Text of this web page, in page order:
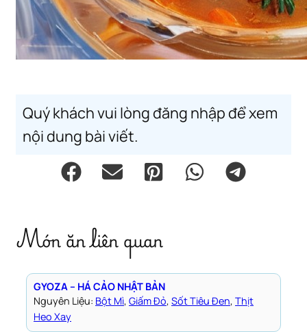
Quý khách vui lòng đăng nhập để xem
nội dung bài viết.
Món ăn liên quan
GYOZA – HÁ CẢO NHẬT BẢN
Nguyên Liệu: Bột Mì, Giấm Đỏ, Sốt Tiêu Đen, Thịt
Heo Xay